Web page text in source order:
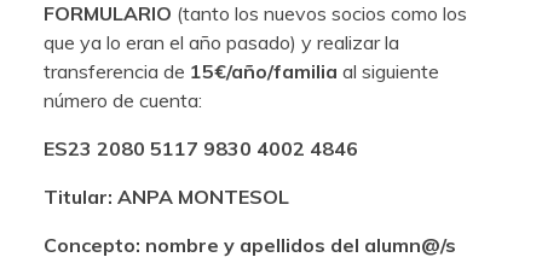
FORMULARIO (tanto los nuevos socios como los
que ya lo eran el año pasado) y realizar la
transferencia de 15€/año/familia al siguiente
número de cuenta:
ES23 2080 5117 9830 4002 4846
Titular: ANPA MONTESOL
Concepto: nombre y apellidos del alumn@/s